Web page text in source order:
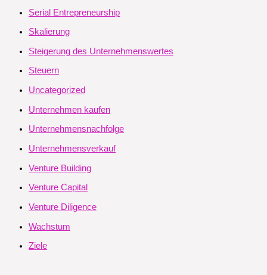
Serial Entrepreneurship
Skalierung
Steigerung des Unternehmenswertes
Steuern
Uncategorized
Unternehmen kaufen
Unternehmensnachfolge
Unternehmensverkauf
Venture Building
Venture Capital
Venture Diligence
Wachstum
Ziele